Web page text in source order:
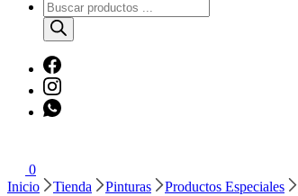
Búsqueda
de
productos
0
Inicio
Tienda Pinturas Productos Especiales